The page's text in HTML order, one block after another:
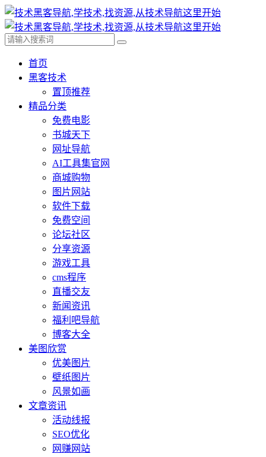
首页
黑客技术
置顶推荐
精品分类
免费电影
书城天下
网址导航
AI工具集官网
商城购物
图片网站
软件下载
免费空间
论坛社区
分享资源
游戏工具
cms程序
直播交友
新闻资讯
福利吧导航
博客大全
美图欣赏
优美图片
壁纸图片
风景如画
文章资讯
活动线报
SEO优化
网赚网站